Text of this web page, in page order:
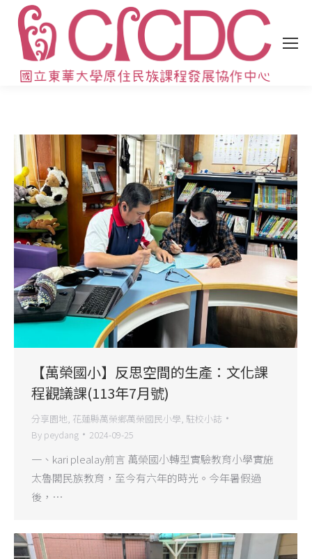
【萬榮國小】反思空間的生產：文化課
程觀議課(113年7月號)
分享園地, 花蓮縣萬榮鄉萬榮國民小學, 駐校小誌
By peydang 2024-09-25
一、kari plealay前言 萬榮國小轉型實驗教育小學實施
太魯閣民族教育，至今有六年的時光。今年暑假過
後，…